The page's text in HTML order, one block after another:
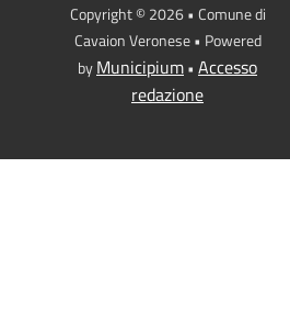
Copyright © 2026 • Comune di
Cavaion Veronese • Powered
byMunicipium• Accesso
redazione